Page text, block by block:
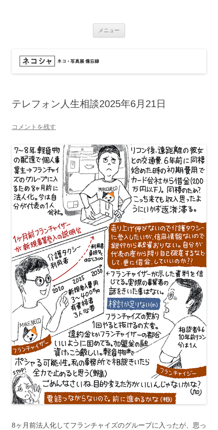
メニュー
テレフォン人生相談2025年6月21日
コメントを残す
8ヶ月前法人化してフランチャイズのグループに入ったが、思っ